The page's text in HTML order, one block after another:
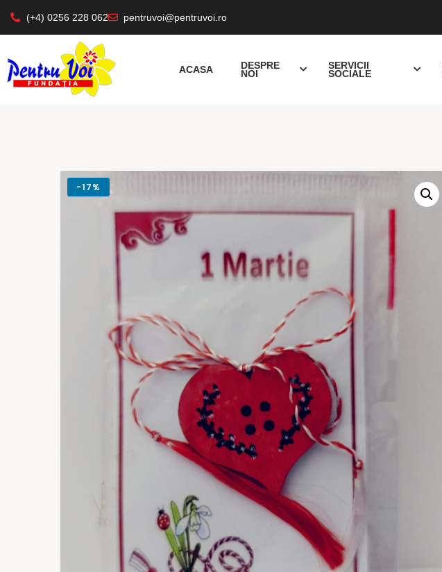
(+4) 0256 228 062 pentruvoi@pentruvoi.ro
ACASA DESPRE
NOI
SERVICII
SOCIALE
-17%